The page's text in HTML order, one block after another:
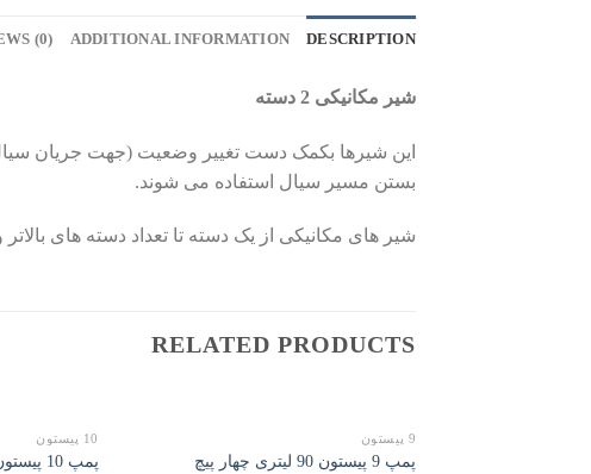
DESCRIPTION
ADDITIONAL INFORMATION
(0)
شیر مکانیکی 2 دسته
این شیرها بکمک دست تغییر وضعیت (جهت جریان
بستن مسیر سیال استفاده می شوند.
شیر های مکانیکی از یک دسته تا تعداد دسته های بالاتر
RELATED PRODUCTS
9 پیستون
پمپ 9 پیستون 90 لیتری چهار پیچ
10 پیستون
پمپ 10 پیستون 90 لیتری چهار پیچ